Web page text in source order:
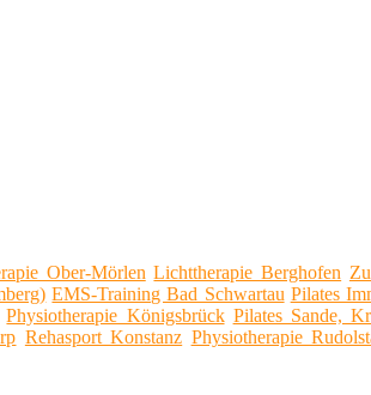
Ober-Mörlen Lichttherapie Berghofen
EMS-Training Bad Schwartau Pilates
Physiotherapie Königsbrück Pilates Sande,
Rehasport Konstanz Physiotherapie